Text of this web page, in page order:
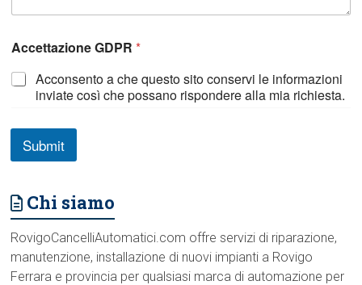
Accettazione GDPR*
Acconsento a che questo sito conservi le informazioni
inviate così che possano rispondere alla mia richiesta.
Submit
Chi siamo
RovigoCancelliAutomatici.com offre servizi di riparazione,
manutenzione, installazione di nuovi impianti a Rovigo
Ferrara e provincia per qualsiasi marca di automazione per